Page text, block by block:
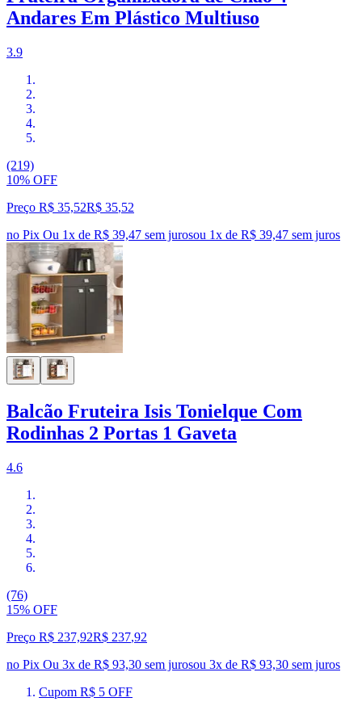
Andares Em Plástico Multiuso
3.9
(219)
10% OFF
Preço R$ 35,52R$ 35,52
no Pix Ou 1x de R$ 39,47 sem jurosou 1x de R$ 39,47 sem juros
Balcão Fruteira Isis Tonielque Com
Rodinhas 2 Portas 1 Gaveta
4.6
(76)
15% OFF
Preço R$ 237,92R$ 237,92
no Pix Ou 3x de R$ 93,30 sem jurosou 3x de R$ 93,30 sem juros
Cupom R$ 5 OFF